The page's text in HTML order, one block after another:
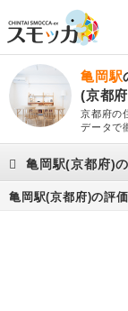
亀岡駅
(京都
京都府の
データで
亀岡駅(京都府)
亀岡駅(京都府)の評価